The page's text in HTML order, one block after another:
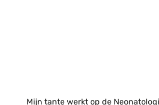
Mijn tante werkt op de